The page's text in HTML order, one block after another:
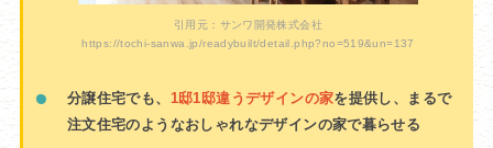
引用元：サンワ開発株式会社
https://tochi-sanwa.jp/readybuilt/detail.php?no=519&un=137
分譲住宅でも、 1邸1邸違うデザインの家を提供し、まるで
注文住宅のようなおしゃれなデザインの家で暮らせる